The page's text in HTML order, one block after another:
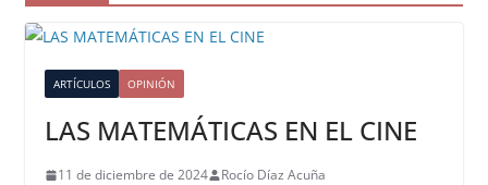
ARTÍCULOS OPINIÓN
LAS MATEMÁTICAS EN EL CINE
11 de diciembre de 2024 Rocío Díaz Acuña